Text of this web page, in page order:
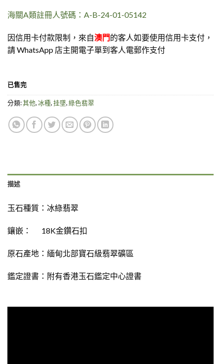
海關A類註冊人號碼：A-B-24-01-05142
因信用卡付款限制，來自澳門的客人如要使用信用卡支付，
請 WhatsApp 店主開電子單到客人電郵作支付
已售完
分類:其他,冰種,挂墜,綠色翡翠
描述
玉石種質： 冰綠翡翠
鑲嵌： 18K金鑽石扣
原石產地：緬甸北部寶石級翡翠礦區
鑑定證書： 附有香港玉石鑑定中心證書